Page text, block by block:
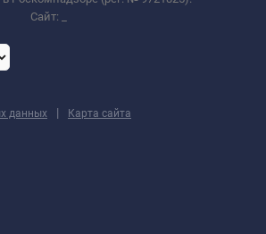
Сайт:
данных | Карта сайта